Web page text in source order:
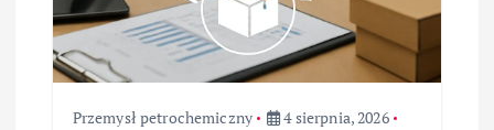
Przemysł petrochemiczny
4 sierpnia, 2026